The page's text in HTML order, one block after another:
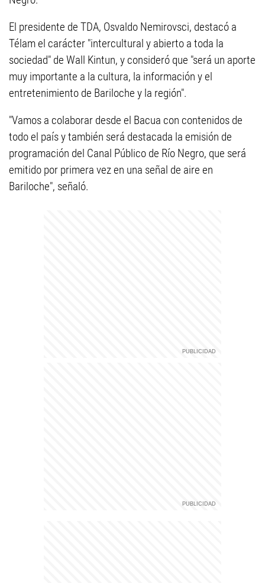
El presidente de TDA, Osvaldo Nemirovsci, destacó a
Télam el carácter "intercultural y abierto a toda la
sociedad" de Wall Kintun, y consideró que "será un aporte
muy importante a la cultura, la información y el
entretenimiento de Bariloche y la región".
"Vamos a colaborar desde el Bacua con contenidos de
todo el país y también será destacada la emisión de
programación del Canal Público de Río Negro, que será
emitido por primera vez en una señal de aire en
Bariloche", señaló.